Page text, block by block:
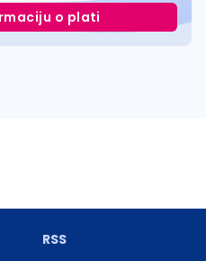
o plati
RSS